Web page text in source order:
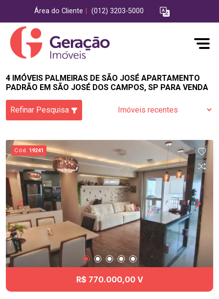
Área do Cliente (012) 3203-5000
4 IMÓVEIS PALMEIRAS DE SÃO JOSÉ APARTAMENTO
PADRÃO EM SÃO JOSÉ DOS CAMPOS, SP PARA VENDA
Refinar Pesquisa
Cód. 19241
R$ 770.000,00 V